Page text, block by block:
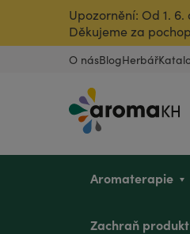
Upozornění: Od 1.
Děkujeme za
O násBlogHerbář
Aromaterapie
Zachraň produkt